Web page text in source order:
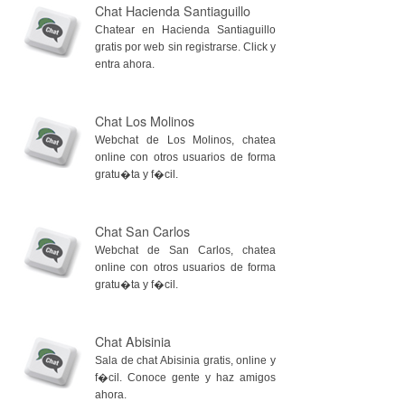
Chat Hacienda Santiaguillo
Chatear en Hacienda Santiaguillo
gratis por web sin registrarse. Click y
entra ahora.
Chat Los Molinos
Webchat de Los Molinos, chatea
online con otros usuarios de forma
gratu�ta y f�cil.
Chat San Carlos
Webchat de San Carlos, chatea
online con otros usuarios de forma
gratu�ta y f�cil.
Chat Abisinia
Sala de chat Abisinia gratis, online y
f�cil. Conoce gente y haz amigos
ahora.